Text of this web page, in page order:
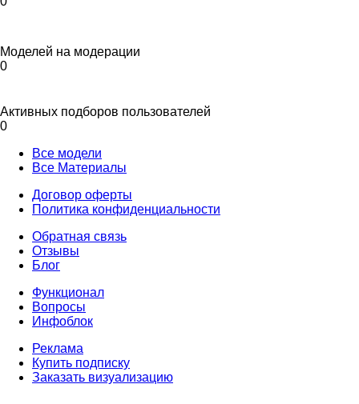
Моделей на модерации
0
Активных подборов пользователей
0
Все модели
Все Материалы
Договор оферты
Политика конфиденциальности
Обратная связь
Отзывы
Блог
Функционал
Вопросы
Инфоблок
Реклама
Купить подписку
Заказать визуализацию